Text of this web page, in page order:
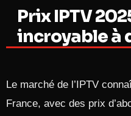
Prix IPTV
incroyable à
Le marché de l’IPTV
France, avec des prix